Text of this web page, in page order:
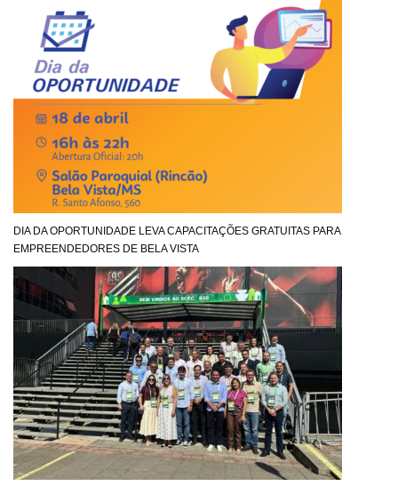
DIA DA OPORTUNIDADE LEVA CAPACITAÇÕES GRATUITAS PARA
EMPREENDEDORES DE BELA VISTA